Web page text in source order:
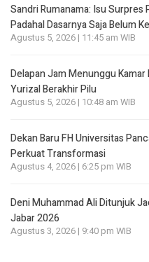
Sandri Rumanama: Isu Surpres
Padahal Dasarnya Saja Belum
Agustus 5, 2026 | 11:45 am WIB
Delapan Jam Menunggu Kamar
Yurizal Berakhir Pilu
Agustus 5, 2026 | 10:48 am WIB
Dekan Baru FH Universitas
Perkuat Transformasi
Agustus 4, 2026 | 6:25 pm WIB
Deni Muhammad Ali Ditunjuk
Jabar 2026
Agustus 3, 2026 | 9:40 pm WIB